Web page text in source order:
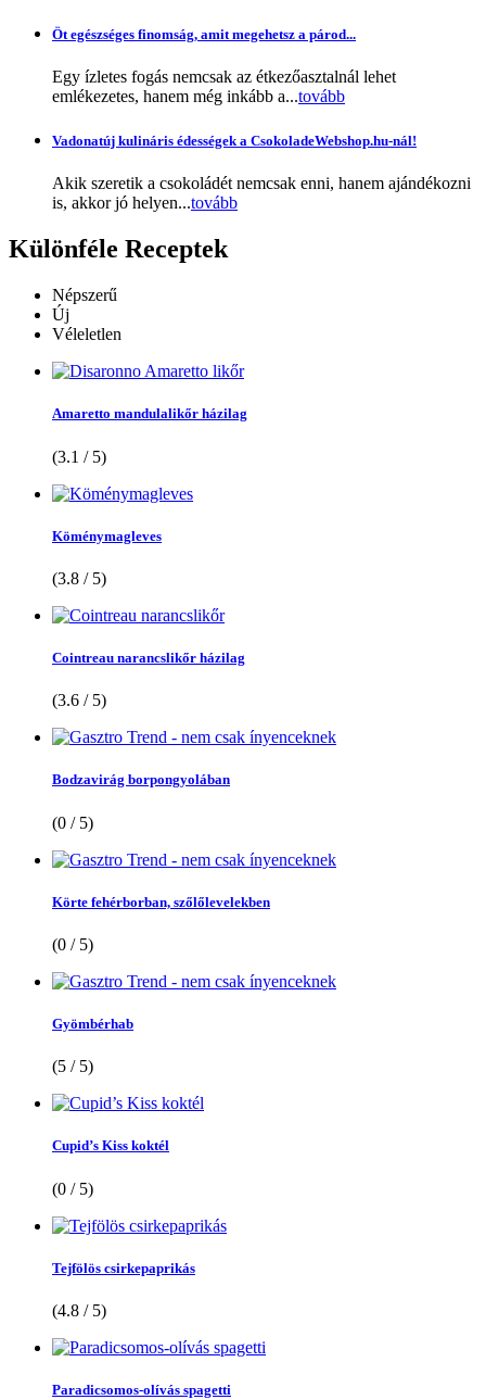
Öt egészséges finomság, amit megehetsz a párod...
Egy ízletes fogás nemcsak az étkezőasztalnál lehet
emlékezetes, hanem még inkább a...tovább
Vadonatúj kulináris édességek a CsokoladeWebshop.hu-nál!
Akik szeretik a csokoládét nemcsak enni, hanem ajándékozni
is, akkor jó helyen...tovább
Különféle Receptek
Népszerű
Új
Véleletlen
Amaretto mandulalikőr házilag
(3.1 / 5)
Köménymagleves
(3.8 / 5)
Cointreau narancslikőr házilag
(3.6 / 5)
Bodzavirág borpongyolában
(0 / 5)
Körte fehérborban, szőlőlevelekben
(0 / 5)
Gyömbérhab
(5 / 5)
Cupid’s Kiss koktél
(0 / 5)
Tejfölös csirkepaprikás
(4.8 / 5)
Paradicsomos-olívás spagetti